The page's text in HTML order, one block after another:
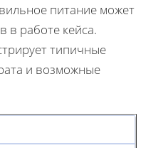
питание может
в работе кейса.
типичные
и возможные